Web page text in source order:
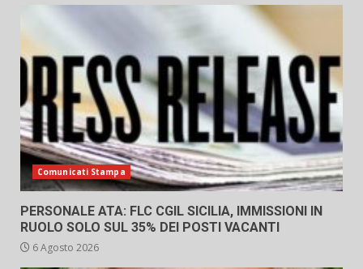
Comunicati Stampa
PERSONALE ATA: FLC CGIL SICILIA, IMMISSIONI IN
RUOLO SOLO SUL 35% DEI POSTI VACANTI
6 Agosto 2026